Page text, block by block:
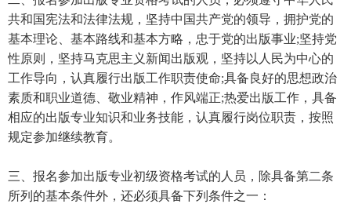
共和国宪法和法律法规，坚持中国共产党的领导，拥护党的
基本理论、基本路线和基本方略，忠于党的出版事业;坚持党
性原则，坚持马克思主义新闻出版观，坚持以人民为中心的
工作导向，认真履行出版工作职责使命;具备良好的思想政治
素质和职业道德、敬业精神，作风端正;热爱出版工作，具备
相应的出版专业知识和业务技能，认真履行岗位职责，按照
规定参加继续教育。
三、报名参加出版专业初级资格考试的人员，除具备第二条
所列的基本条件外，还必须具备下列条件之一：